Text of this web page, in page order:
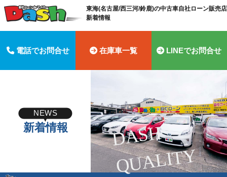
東海(名古屋/西三河/鈴鹿)の中古車自社ローン販売
新着情報
電話でお問合せ 在庫車一覧 LINEでお問合せ
D
A
S
H
Q
U
A
LI
T
Y
NEWS
新着情報